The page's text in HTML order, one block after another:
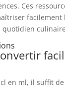
Ces
facilement
quotidien
en ml, il suffit